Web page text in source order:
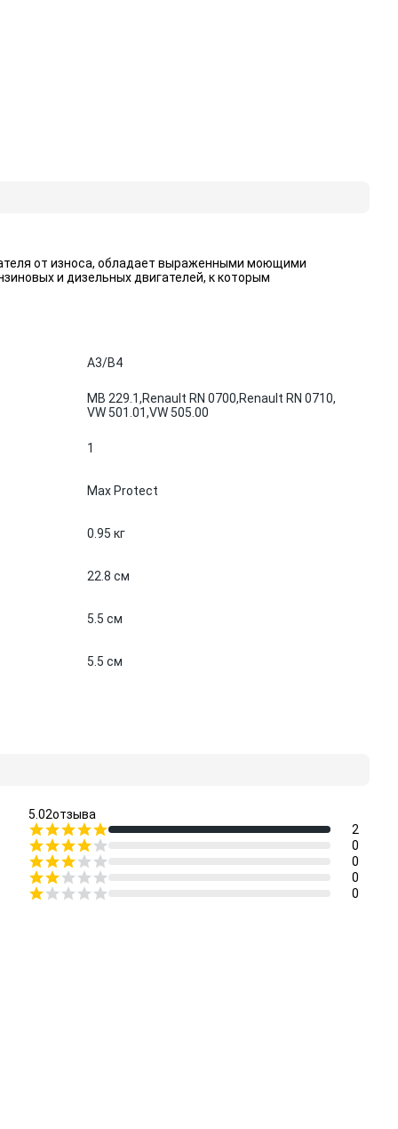
от износа, обладает выраженными моющими
и дизельных двигателей, к которым
A3/B4
MB 229.1,Renault RN 0700,Renault RN 0710,
VW 501.01,VW 505.00
1
Max Protect
0.95 кг
22.8 см
5.5 см
5.5 см
5.02отзыва
2
0
0
0
0